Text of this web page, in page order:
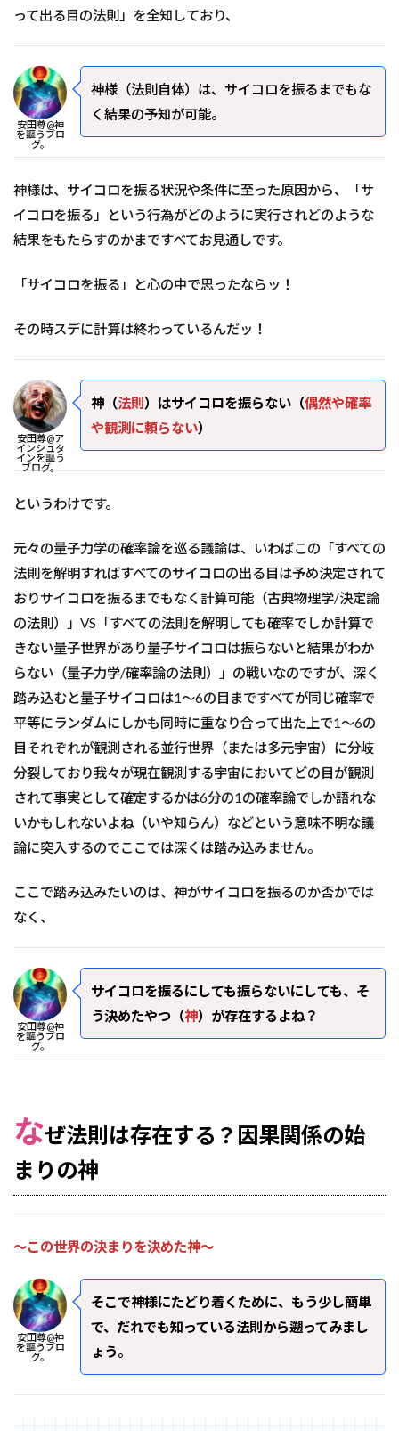
って出る目の法則」を全知しており、
安田尊@神
を謳うブロ
グ。
神様（法則自体）は、サイコロを振るまでもな
く結果の予知が可能。
神様は、サイコロを振る状況や条件に至った原因から、「サ
イコロを振る」という行為がどのように実行されどのような
結果をもたらすのかまですべてお見通しです。
「サイコロを振る」と心の中で思ったならッ！
その時スデに計算は終わっているんだッ！
安田尊@ア
インシュタ
インを謳う
ブログ。
神（法則 ）はサイコロを振らない（偶然や確率
や観測に頼らない）
というわけです。
元々の量子力学の確率論を巡る議論は、いわばこの「すべての
法則を解明すればすべてのサイコロの出る目は予め決定されて
おりサイコロを振るまでもなく計算可能（古典物理学/決定論
の法則）」VS「すべての法則を解明しても確率でしか計算で
きない量子世界があり量子サイコロは振らないと結果がわか
らない（量子力学/確率論の法則）」の戦いなのですが、深く
踏み込むと量子サイコロは1～6の目まですべてが同じ確率で
平等にランダムにしかも同時に重なり合って出た上で1～6の
目それぞれが観測される並行世界（または多元宇宙）に分岐
分裂しており我々が現在観測する宇宙においてどの目が観測
されて事実として確定するかは6分の1の確率論でしか語れな
いかもしれないよね（いや知らん）などという意味不明な議
論に突入するのでここでは深くは踏み込みません。
ここで踏み込みたいのは、神がサイコロを振るのか否かでは
なく、
安田尊@神
を謳うブロ
グ。
サイコロを振るにしても振らないにしても、そ
う決めたやつ（神）が存在するよね？
なぜ法則は存在する？因果関係の始
まりの神
～この世界の決まりを決めた神～
安田尊@神
を謳うブロ
グ。
そこで神様にたどり着くために、もう少し簡単
で、だれでも知っている法則から遡ってみまし
ょう。